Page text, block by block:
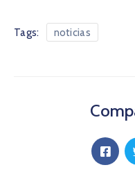
Tags: noticias